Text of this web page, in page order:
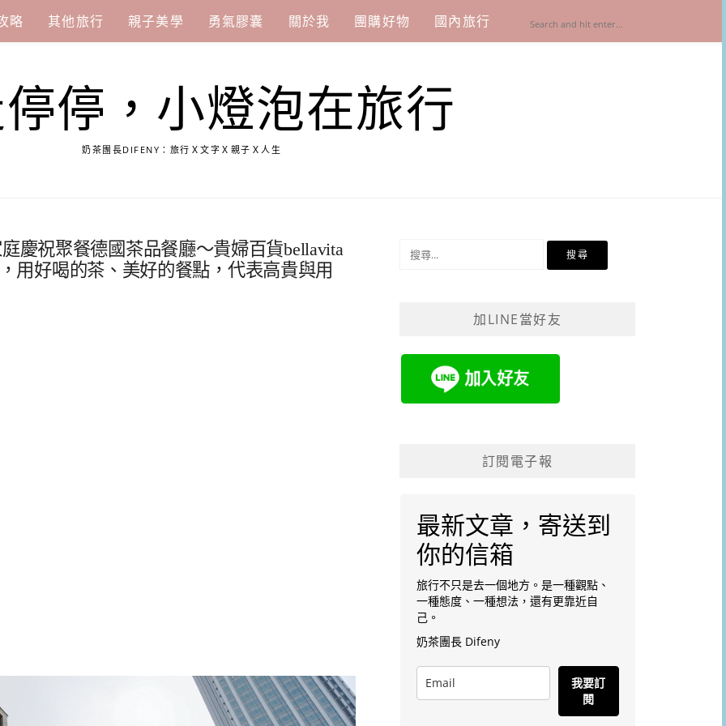
略 其他旅行 親子美學 勇氣膠囊 關於我 團購好物 國內旅行
停，小燈泡在旅行
奶茶團長DIFENY：旅行Ｘ文字Ｘ親子Ｘ人生
慶祝聚餐德國茶品餐廳～貴婦百貨bellavita
用好喝的茶、美好的餐點，代表高貴與用
加LINE當好友
訂閱電子報
最新文章，寄送到
你的信箱
旅行不只是去一個地方。是一種觀點、
一種態度、一種想法，還有更靠近自
己。
奶茶團長 Difeny
我要訂
閱